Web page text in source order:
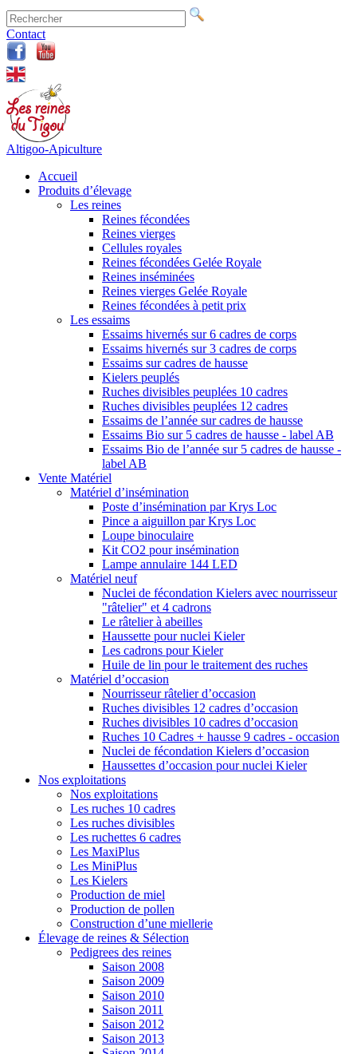
Contact
Altigoo-Apiculture
Accueil
Produits d’élevage
Les reines
Reines fécondées
Reines vierges
Cellules royales
Reines fécondées Gelée Royale
Reines inséminées
Reines vierges Gelée Royale
Reines fécondées à petit prix
Les essaims
Essaims hivernés sur 6 cadres de corps
Essaims hivernés sur 3 cadres de corps
Essaims sur cadres de hausse
Kielers peuplés
Ruches divisibles peuplées 10 cadres
Ruches divisibles peuplées 12 cadres
Essaims de l’année sur cadres de hausse
Essaims Bio sur 5 cadres de hausse - label AB
Essaims Bio de l’année sur 5 cadres de hausse -
label AB
Vente Matériel
Matériel d’insémination
Poste d’insémination par Krys Loc
Pince a aiguillon par Krys Loc
Loupe binoculaire
Kit CO2 pour insémination
Lampe annulaire 144 LED
Matériel neuf
Nuclei de fécondation Kielers avec nourrisseur
"râtelier" et 4 cadrons
Le râtelier à abeilles
Haussette pour nuclei Kieler
Les cadrons pour Kieler
Huile de lin pour le traitement des ruches
Matériel d’occasion
Nourrisseur râtelier d’occasion
Ruches divisibles 12 cadres d’occasion
Ruches divisibles 10 cadres d’occasion
Ruches 10 Cadres + hausse 9 cadres - occasion
Nuclei de fécondation Kielers d’occasion
Haussettes d’occasion pour nuclei Kieler
Nos exploitations
Nos exploitations
Les ruches 10 cadres
Les ruches divisibles
Les ruchettes 6 cadres
Les MaxiPlus
Les MiniPlus
Les Kielers
Production de miel
Production de pollen
Construction d’une miellerie
Élevage de reines & Sélection
Pedigrees des reines
Saison 2008
Saison 2009
Saison 2010
Saison 2011
Saison 2012
Saison 2013